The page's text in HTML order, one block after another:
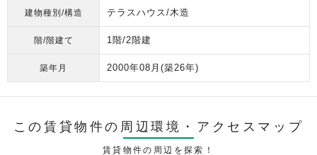
建物種別/構造 テラスハウス/木造
階/階建て 1階/2階建
築年月 2000年08月 (築26年)
この賃貸物件の周辺環境・ アクセスマップ
賃貸物件の周辺を探索！